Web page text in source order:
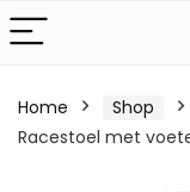
Home Shop
Racestoel met